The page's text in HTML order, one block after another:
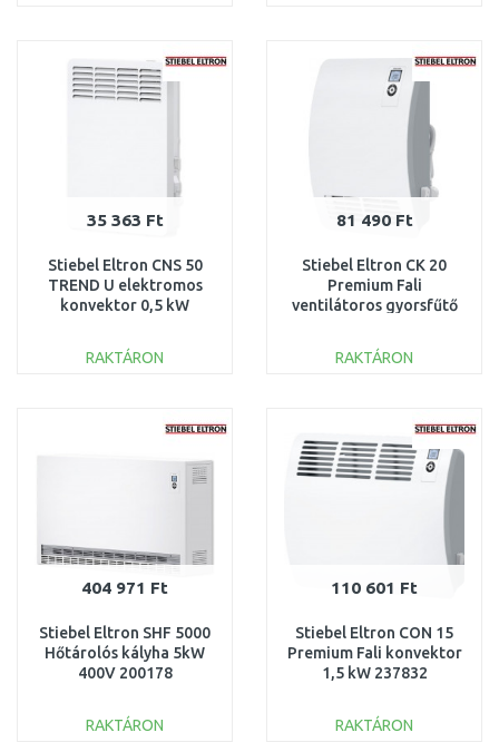
Összehasonlítás Összehasonlítás
35 363 Ft
Stiebel Eltron CNS 50
TREND U elektromos
konvektor 0,5 kW
RAKTÁRON
Összehasonlítás
81 490 Ft
Stiebel Eltron CK 20
Premium Fali
ventilátoros gyorsfűtő
RAKTÁRON
Összehasonlítás
404 971 Ft
Stiebel Eltron SHF 5000
Hőtárolós kályha 5kW
400V 200178
RAKTÁRON
110 601 Ft
Stiebel Eltron CON 15
Premium Fali konvektor
1,5 kW 237832
RAKTÁRON